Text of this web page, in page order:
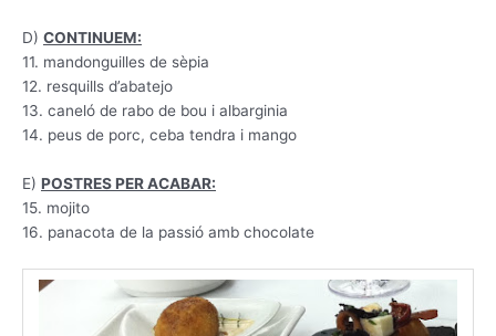
D) CONTINUEM:
11. mandonguilles de sèpia
12. resquills d’abatejo
13. caneló de rabo de bou i albarginia
14. peus de porc, ceba tendra i mango
E) POSTRES PER ACABAR:
15. mojito
16. panacota de la passió amb chocolate